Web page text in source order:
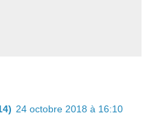
24 octobre 2018 à 16:10